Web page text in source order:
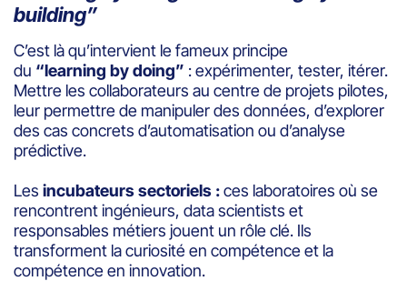
building”
C’est là qu’intervient le fameux principe
du “learning by doing” : expérimenter, tester, itérer.
Mettre les collaborateurs au centre de projets pilotes,
leur permettre de manipuler des données, d’explorer
des cas concrets d’automatisation ou d’analyse
prédictive.
Les incubateurs sectoriels :ces laboratoires où se
rencontrent ingénieurs, data scientists et
responsables métiers jouent un rôle clé. Ils
transforment la curiosité en compétence et la
compétence en innovation.